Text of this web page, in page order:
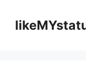
content